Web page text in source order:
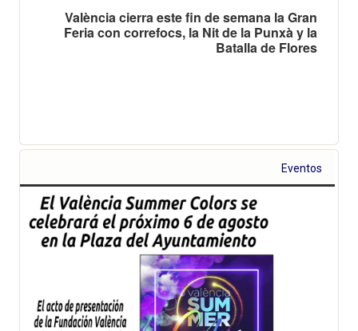
València cierra este fin de semana la Gran
Feria con correfocs, la Nit de la Punxà y la
Batalla de Flores
Eventos